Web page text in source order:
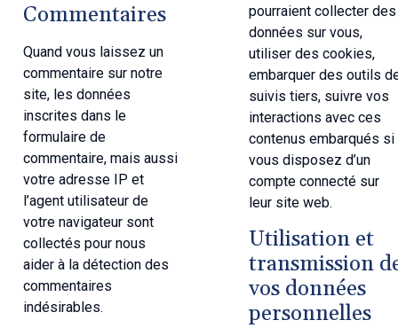
Commentaires
Quand vous laissez un
commentaire sur notre
site, les données
inscrites dans le
formulaire de
commentaire, mais aussi
votre adresse IP et
l’agent utilisateur de
votre navigateur sont
collectés pour nous
aider à la détection des
commentaires
indésirables.
pourraient collecter des
données sur vous,
utiliser des cookies,
embarquer des outils
suivis tiers, suivre vos
interactions avec ces
contenus embarqués si
vous disposez d’un
compte connecté sur
leur site web.
Utilisation et
transmission
vos données
personnelles